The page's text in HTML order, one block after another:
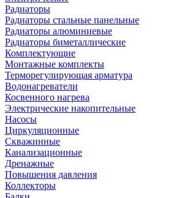
Радиаторы
Радиаторы стальные панельные
Радиаторы алюминиевые
Радиаторы биметаллические
Комплектующие
Монтажные комплекты
Терморегулирующая арматура
Водонагреватели
Косвенного нагрева
Электрические накопительные
Насосы
Циркуляционные
Скважинные
Канализационные
Дренажные
Повышения давления
Коллекторы